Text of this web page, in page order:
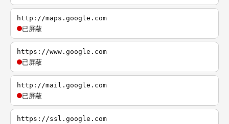
http://maps.google.com
已屏蔽
https://www.google.com
已屏蔽
http://mail.google.com
已屏蔽
https://ssl.google.com